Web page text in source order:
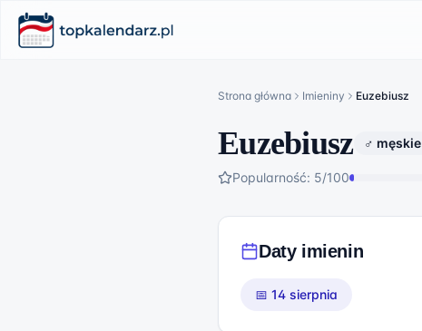
Strona główna Imieniny Euzebiusz
Euzebiusz ♂ męskie
Popularność: 5/100
Daty imienin
📅 14 sierpnia